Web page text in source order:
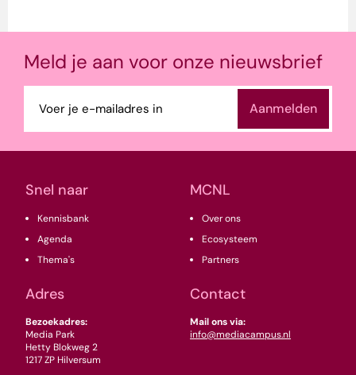
Snel naar
Kennisbank
Agenda
Thema's
MCNL
Over ons
Ecosysteem
Partners
Adres
Bezoekadres:
Media Park
Hetty Blokweg 2
1217 ZP Hilversum
Contact
Mail ons via:
info@mediacampus.nl
Meld je aan voor onze nieuwsbrief
mailadres
(Vereist)